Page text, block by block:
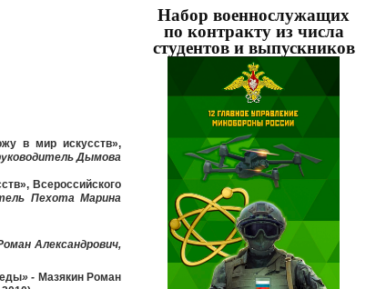
в мир искусств»,
Дымова
Всероссийского
Пехота Марина
Александрович,
» - Мазякин Роман
Набор военнослужащих
по контракту из числа
студентов и выпускников